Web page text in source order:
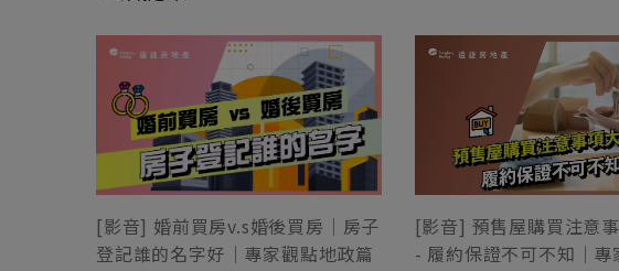
[影音] 婚前買房v.s婚後買房｜房子
登記誰的名字好｜專家觀點地政篇
[影音] 預售屋購買注意
- 履約保證不可不知｜專